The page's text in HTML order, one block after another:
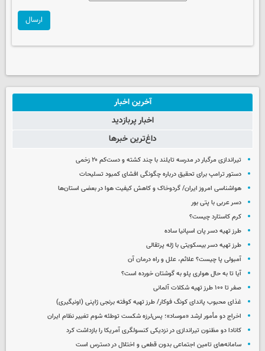
ارسال
آخرین اخبار
اخبار پربازدید
داغ‌ترین خبرها
تیراندازی مرگبار در مدرسه‌ تایلند با چند کشته و دست‌کم ۲۰ زخمی
دستور ترامپ برای تحقیق درباره چگونگی افشای کمبود تسلیحات
هواشناسی امروز ایران/ گردوخاک و کاهش کیفیت هوا در بعضی استان‌ها
دسر عربی با پتی بور
کرم کاستارد چیست؟
طرز تهیه دسر پان اسپانیا ساده
طرز تهیه دسر بیسکویتی با ژله پرتقالی
آمبولی پا چیست؟ علائم، علل و راه درمان آن
آیا تا به حال هواری پلو به گوشتان خورده است؟
صفر تا ۱۰۰ طرز تهیه شکلات آلمانی
غذای محبوب پاندای کونگ فوکار/ طرز تهیه کوفته برنجی ژاپنی (اونیگیری)
اخراج دو مأمور ارشد «موساد»؛ پس‌لرزه شکست توطئه شوم تغییر نظام ایران
کانادا دو مظنون تیراندازی در نزدیکی کنسولگری آمریکا را بازداشت کرد
سامانه‌های تامین اجتماعی بدون قطعی و اختلال در دسترس است